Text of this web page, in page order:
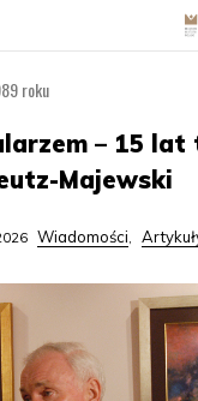
treści
roku
– 15 lat
Majewski
Wiadomości,